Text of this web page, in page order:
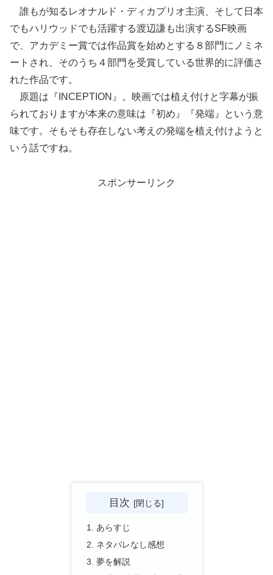
誰もが知るレオナルド・ディカプリオ主演、そして日本
でもハリウッドでも活躍する渡辺謙も出演するSF映画
で、アカデミー賞では作品賞を始めとする８部門にノミネ
ートされ、そのうち４部門を受賞している世界的に評価さ
れた作品です。
原題は『INCEPTION』。映画では植え付けと字幕が振
られておりますが本来の意味は『初め』『発端』という意
味です。そもそも存在しない考えの発端を植え付けようと
いう話ですね。
スポンサーリンク
目次
あらすじ
ネタバレなし感想
夢を解説